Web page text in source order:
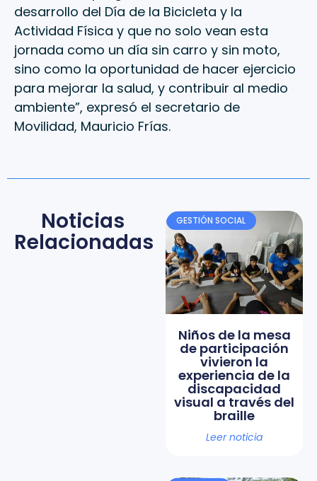
desarrollo del Día de la Bicicleta y la
Actividad Física y que no solo vean esta
jornada como un día sin carro y sin moto,
sino como la oportunidad de hacer ejercicio
para mejorar la salud, y contribuir al medio
ambiente”, expresó el secretario de
Movilidad, Mauricio Frías.
Noticias
Relacionadas
GESTIÓN SOCIAL
Niños de la mesa
de participación
vivieron la
experiencia de la
discapacidad
visual a través del
braille
Leer noticia